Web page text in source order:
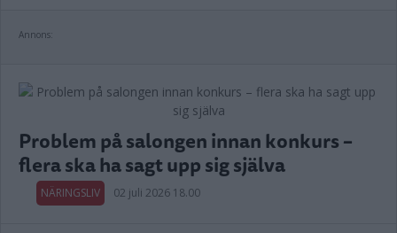
Annons:
Problem på salongen innan konkurs –
flera ska ha sagt upp sig själva
NÄRINGSLIV 02 juli 2026 18.00